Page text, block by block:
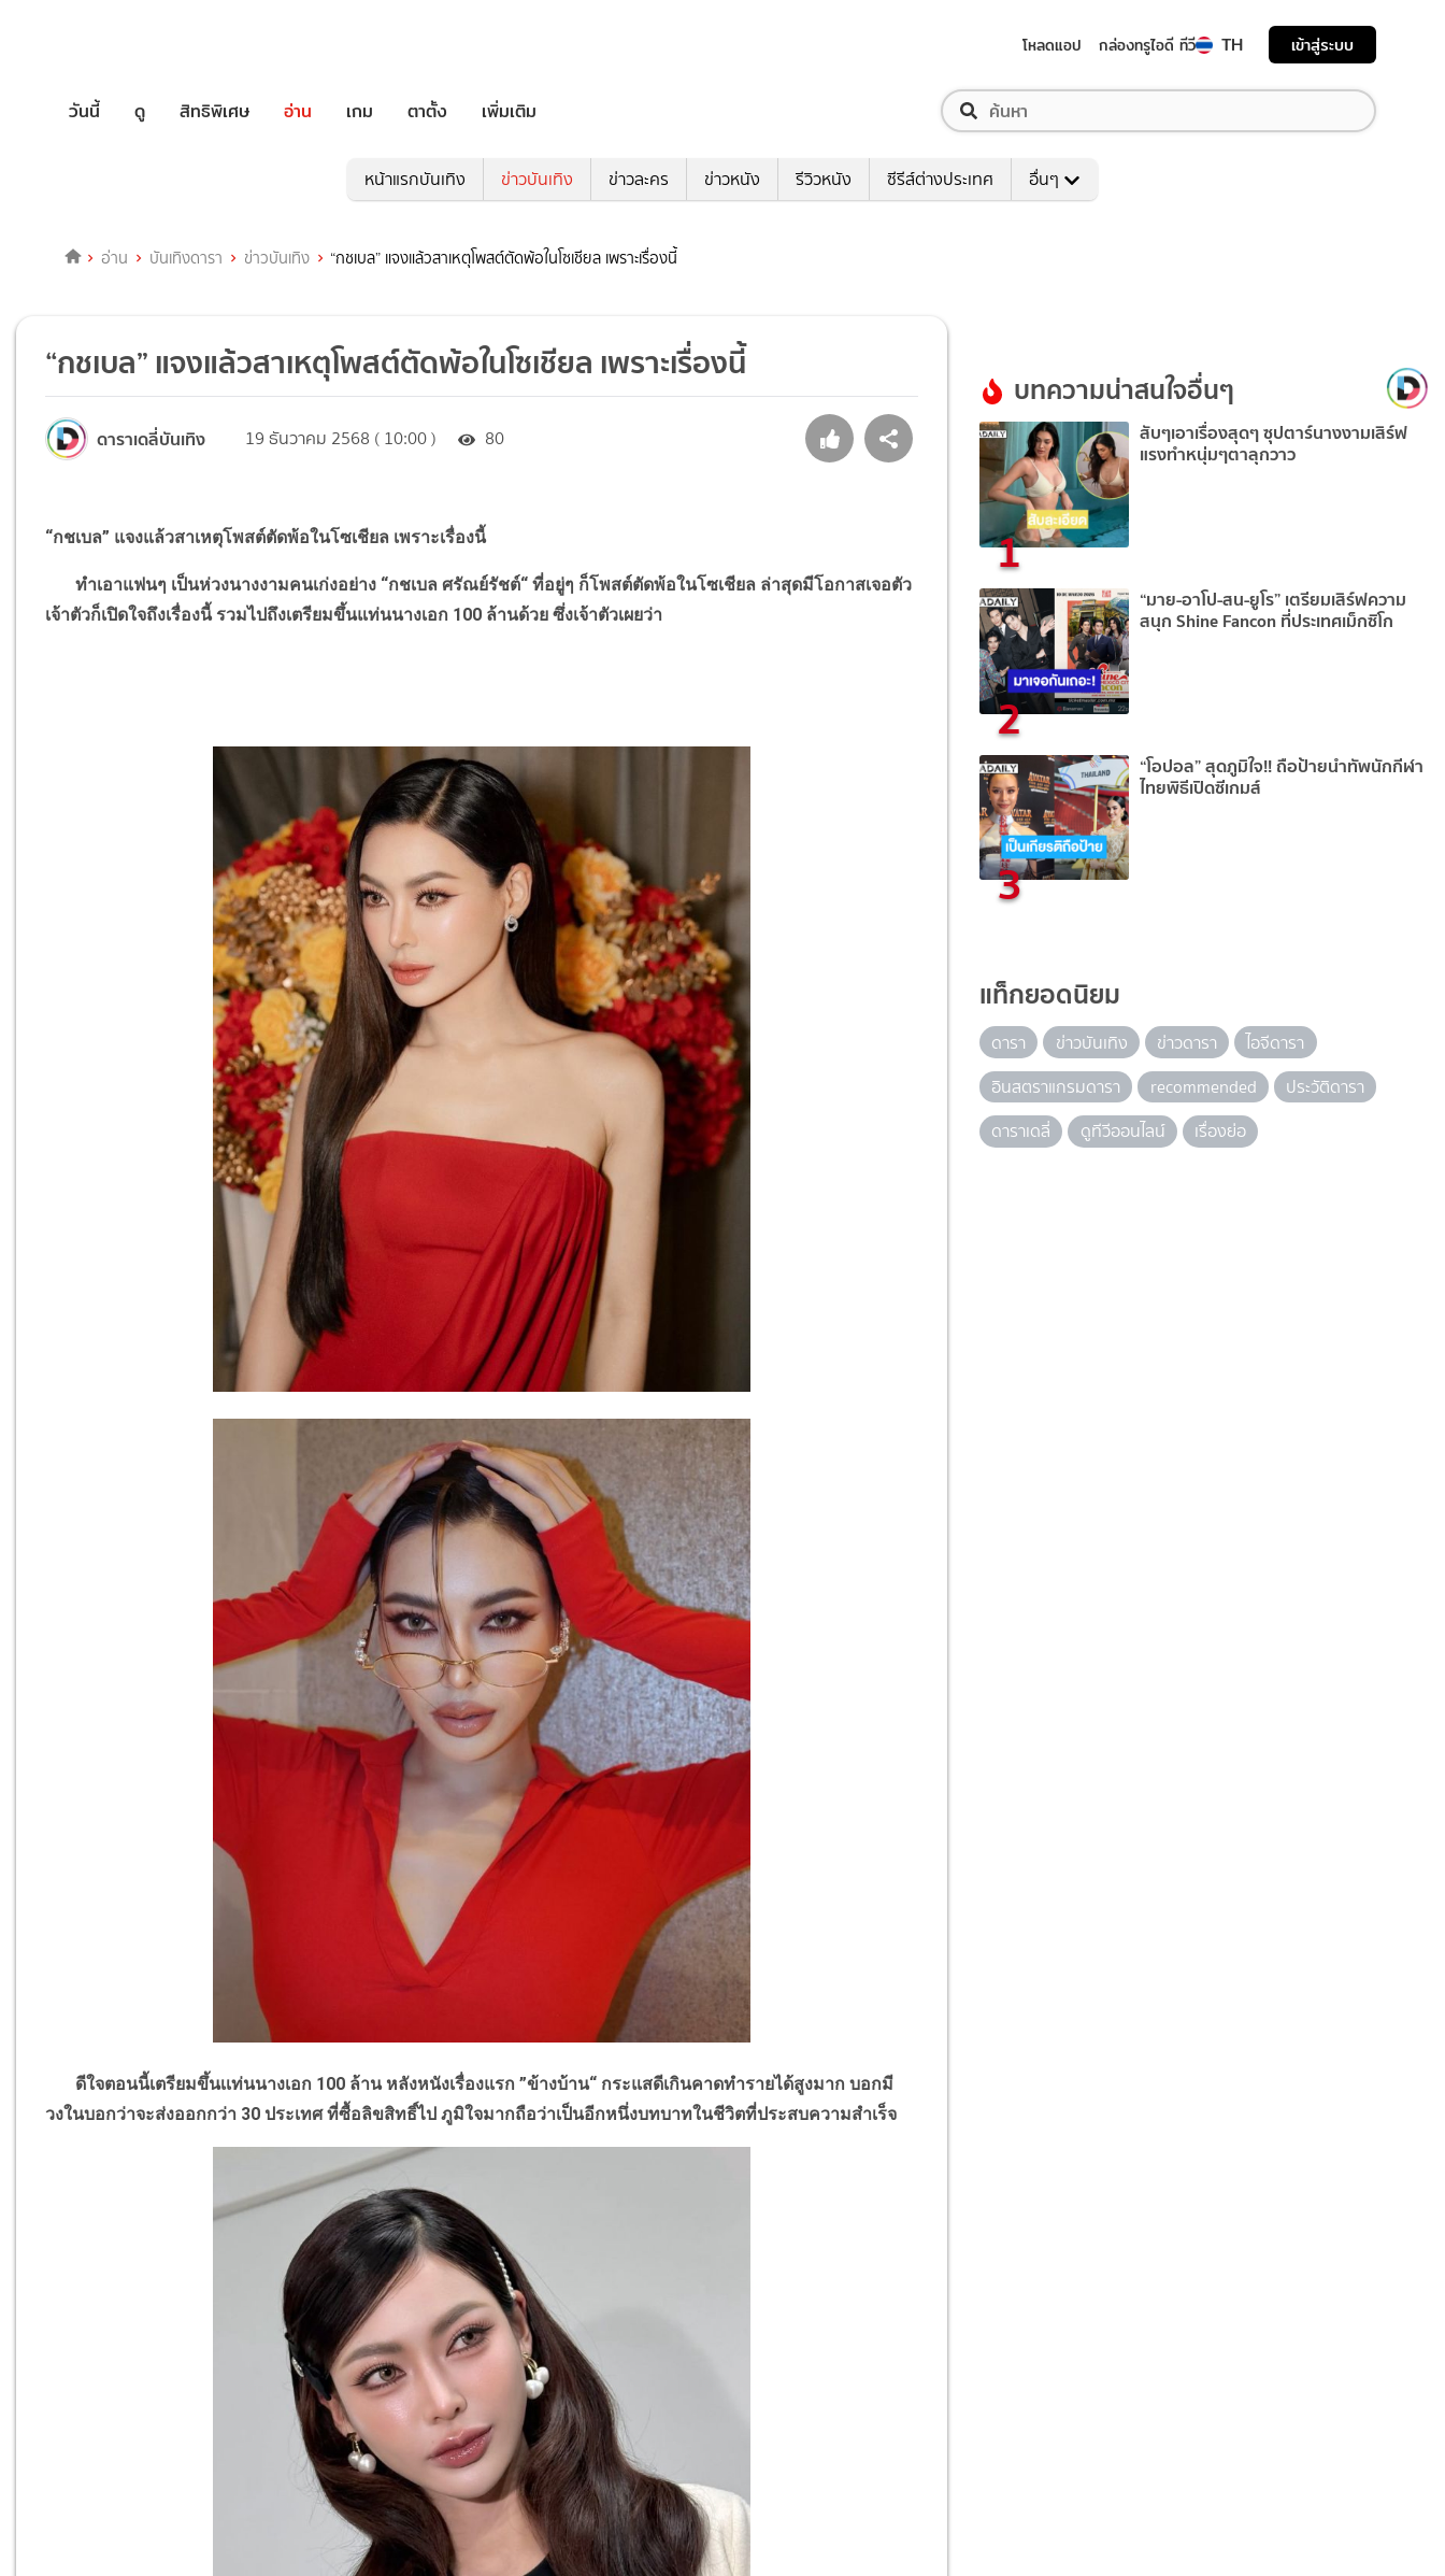
โหลดแอป กล่องทรูไอดี ทีวี TH เข้าสู่ระบบ
วันนี้ ดู สิทธิพิเศษ อ่าน เกม ตาตั้ง เพิ่มเติม
หน้าแรกบันเทิง ข่าวบันเทิง ข่าวละคร ข่าวหนัง รีวิวหนัง ซีรีส์ต่างประเทศ อื่นๆ
อ่าน บันเทิงดารา ข่าวบันเทิง “กชเบล” แจงแล้วสาเหตุโพสต์ตัดพ้อในโซเชียล เพราะเรื่องนี้
“กชเบล” แจงแล้วสาเหตุโพสต์ตัดพ้อในโซเชียล เพราะเรื่องนี้
ดาราเดลี่บันเทิง 19 ธันวาคม 2568 ( 10:00 ) 80
“กชเบล” แจงแล้วสาเหตุโพสต์ตัดพ้อในโซเชียล เพราะเรื่องนี้
ทำเอาแฟนๆ เป็นห่วงนางงามคนเก่งอย่าง “กชเบล ศรัณย์รัชต์“ที่อยู่ๆ ก็โพสต์ตัดพ้อในโซเชียล ล่าสุดมีโอกาสเจอตัว
เจ้าตัวก็เปิดใจถึงเรื่องนี้ รวมไปถึงเตรียมขึ้นแท่นนางเอก 100 ล้านด้วย ซึ่งเจ้าตัวเผยว่า
ดีใจตอนนี้เตรียมขึ้นเเท่นนางเอก 100 ล้าน หลังหนังเรื่องแรก”ข้างบ้าน“ กระแสดีเกินคาดทำรายได้สูงมาก บอกมี
วงในบอกว่าจะส่งออกกว่า 30 ประเทศ ที่ซื้อลิขสิทธิ์ไป ภูมิใจมากถือว่าเป็นอีกหนึ่งบทบาทในชีวิตที่ประสบความสำเร็จ
บทความน่าสนใจอื่นๆ
1
สับๆเอาเรื่องสุดๆ ซุปตาร์นางงามเสิร์ฟ
แรงทำหนุ่มๆตาลุกวาว
2
“มาย-อาโป-สน-ยูโร” เตรียมเสิร์ฟความ
สนุก Shine Fancon ที่ประเทศเม็กซิโก
3
“โอปอล” สุดภูมิใจ!! ถือป้ายนำทัพนักกีฬา
ไทยพิธีเปิดซีเกมส์
แท็กยอดนิยม
ดารา ข่าวบันเทิง ข่าวดารา
ไอจีดารา
อินสตราแกรมดารา
recommended
ประวัติดารา
ดาราเดลี่
ดูทีวีออนไลน์ เรื่องย่อ